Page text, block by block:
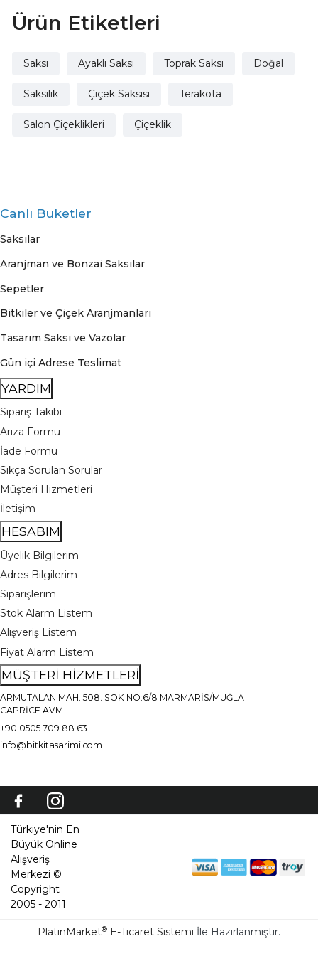
Ürün Etiketleri
Saksı Ayaklı Saksı Toprak Saksı Doğal
Saksılık Çiçek Saksısı Terakota
Salon Çiçeklikleri Çiçeklik
Canlı Buketler
Saksılar
Aranjman ve Bonzai Saksılar
Sepetler
Bitkiler ve Çiçek Aranjmanları
Tasarım Saksı ve Vazolar
Gün içi Adrese Teslimat
YARDIM
Sipariş Takibi
Arıza Formu
İade Formu
Sıkça Sorulan Sorular
Müşteri Hizmetleri
İletişim
HESABIM
Üyelik Bilgilerim
Adres Bilgilerim
Siparişlerim
Stok Alarm Listem
Alışveriş Listem
Fiyat Alarm Listem
MÜŞTERİ HİZMETLERİ
ARMUTALAN MAH. 508. SOK NO:6/8 MARMARİS/MUĞLA
CAPRİCE AVM
+90 0505 709 88 63
info@bitkitasarimi.com
Türkiye'nin En
Büyük Online
Alışveriş
Merkezi ©
Copyright
2005 - 2011
PlatinMarket® E-Ticaret Sistemi İle Hazırlanmıştır.